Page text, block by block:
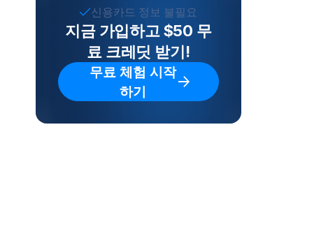
신용카드 정보 불필요
지금 가입하고 $50 무
료 크레딧 받기!
무료 체험 시작
하기